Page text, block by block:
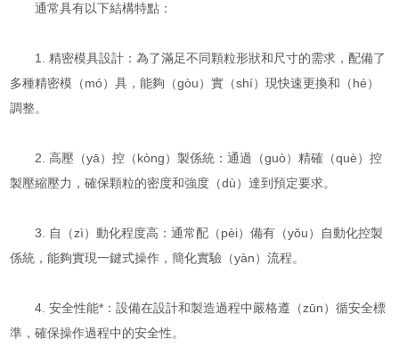
通常具有以下結構特點：
1. 精密模具設計：為了滿足不同顆粒形狀和尺寸的需求，配備了
多種精密模（mó）具，能夠（gòu）實（shí）現快速更換和（hé）
調整。
2. 高壓（yā）控（kòng）製係統：通過（guò）精確（què）控
製壓縮壓力，確保顆粒的密度和強度（dù）達到預定要求。
3. 自（zì）動化程度高：通常配（pèi）備有（yǒu）自動化控製
係統，能夠實現一鍵式操作，簡化實驗（yàn）流程。
4. 安全性能*：設備在設計和製造過程中嚴格遵（zūn）循安全標
準，確保操作過程中的安全性。